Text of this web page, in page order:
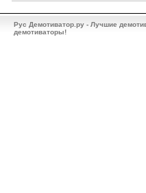
Рус Демотиватор.ру - Лучшие
демотиваторы!